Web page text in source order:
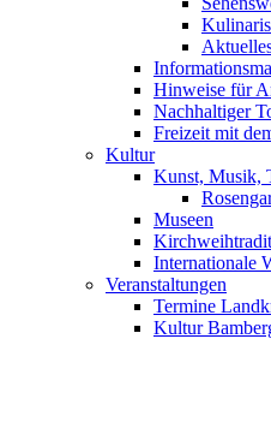
Hinweise für
Nachhaltiger
Freizeit mit
Kultur
Kunst, Musik,
Museen
Internationale
Veranstaltungen
Termine
Kultur